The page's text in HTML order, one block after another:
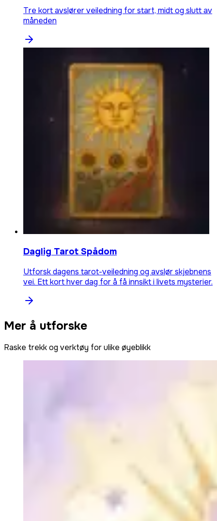
Tre kort avslører veiledning for start, midt og slutt av
måneden
Daglig Tarot Spådom
Utforsk dagens tarot-veiledning og avslør skjebnens
vei. Ett kort hver dag for å få innsikt i livets mysterier.
Mer å utforske
Raske trekk og verktøy for ulike øyeblikk